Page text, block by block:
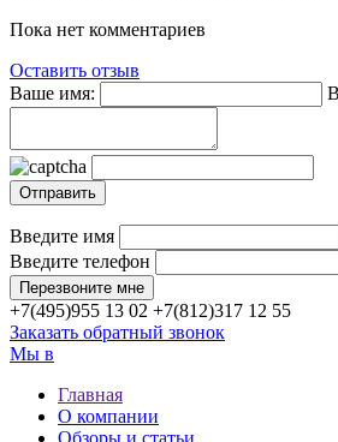
Пока нет комментариев
Оставить отзыв
Ваше имя:
Введите имя
Введите телефон
+7(495)955 13 02 +7(812)317 12 55
Заказать обратный звонок
Мы в
Главная
О компании
Обзоры и статьи